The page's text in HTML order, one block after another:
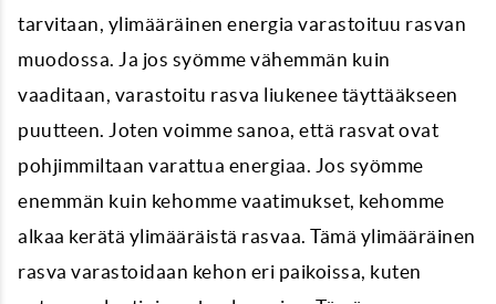
tarvitaan, ylimääräinen energia varastoituu rasvan
muodossa. Ja jos syömme vähemmän kuin
vaaditaan, varastoitu rasva liukenee täyttääkseen
puutteen. Joten voimme sanoa, että rasvat ovat
pohjimmiltaan varattua energiaa. Jos syömme
enemmän kuin kehomme vaatimukset, kehomme
alkaa kerätä ylimääräistä rasvaa. Tämä ylimääräinen
rasva varastoidaan kehon eri paikoissa, kuten